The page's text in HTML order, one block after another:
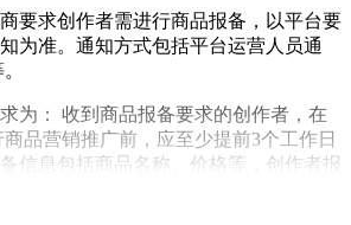
要求创作者需进行商品报备，以平台要
为准。通知方式包括平台运营人员通
为： 收到商品报备要求的创作者，在
品营销推广前，应至少提前3个工作日
信息包括商品名称、价格等，创作者报